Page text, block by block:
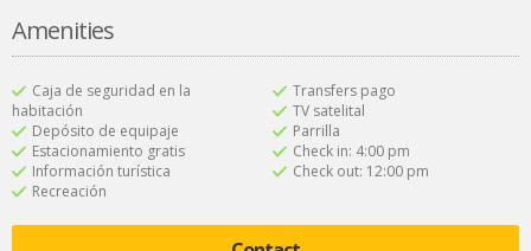
Amenities
Caja de seguridad en la
habitación
Depósito de equipaje
Estacionamiento gratis
Información turística
Recreación
Transfers pago
TV satelital
Parrilla
Check in: 4:00 pm
Check out: 12:00 pm